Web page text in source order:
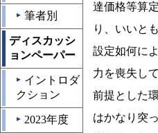
▲ 筆者別
ディスカッシ
ョンペーパー
▲ イントロダ
クション
▲ 2023年度
達価格等算
り、いいと
設定如何に
力を喪失し
前提とした
はかなり突